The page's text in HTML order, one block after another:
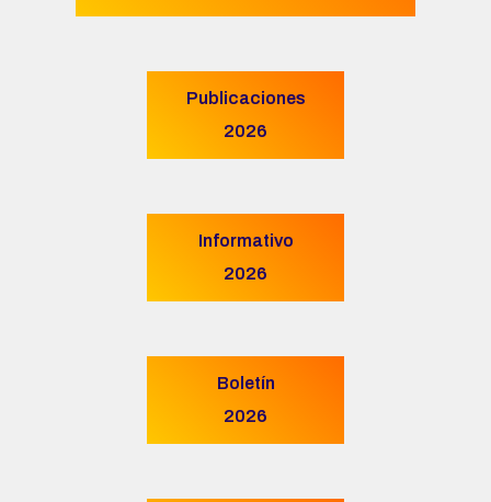
Publicaciones
2026
Informativo
2026
Boletín
2026